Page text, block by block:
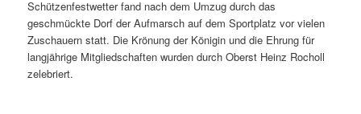
Schützenfestwetter fand nach dem Umzug durch das
geschmückte Dorf der Aufmarsch auf dem Sportplatz vor vielen
Zuschauern statt. Die Krönung der Königin und die Ehrung für
langjährige Mitgliedschaften wurden durch Oberst Heinz Rocholl
zelebriert.